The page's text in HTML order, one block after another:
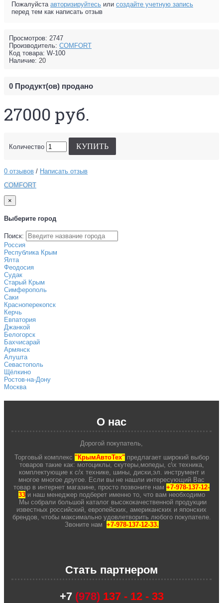
Пожалуйста авторизируйтесь или создайте учетную запись
перед тем как написать отзыв
Просмотров: 2747
Производитель: COMFORT
Код товара: W-100
Наличие: 20
0 Продукт(ов) продано
27000 руб.
Количество КУПИТЬ
0 отзывов / Написать отзыв
COMFORT
×
Выберите город
Поиск:
Россия
Республика Крым
Ялта
Феодосия
Судак
Старый Крым
Симферополь
Саки
Красноперекопск
Керчь
Евпатория
Джанкой
Белогорск
Бахчисарай
Армянск
Алушта
Севастополь
Щёлкино
Ростов-на-Дону
Москва
О нас
Дорогой покупатель,
Торговый комплекс "КрымАвтоТех"предлагает широкий выбор
товаров такие как: мотоциклы, скутеры,мопеды, с\х техника,
комплектующие к с/х технике, шины, диски,эл. инструмент и
многое многое другое. Если вы не нашли интересующий Вас
товар в интернет магазине, просто позвоните нам +7-978-137-12-
33 и наш менеджер подберет именно то, что вам необходимо
Мы собрали большой каталог высококачественной продукции
известных российский, европейских, американских и японских
брендов, чтобы максимально удовлетворить любого покупателе.
Звоните нам +7-978-137-12-33.
Стать партнером
+7(978) 137 - 12 - 33